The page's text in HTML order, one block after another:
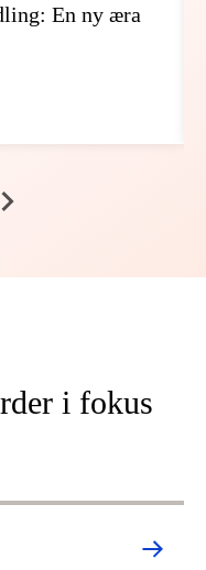
En ny æra
i fokus